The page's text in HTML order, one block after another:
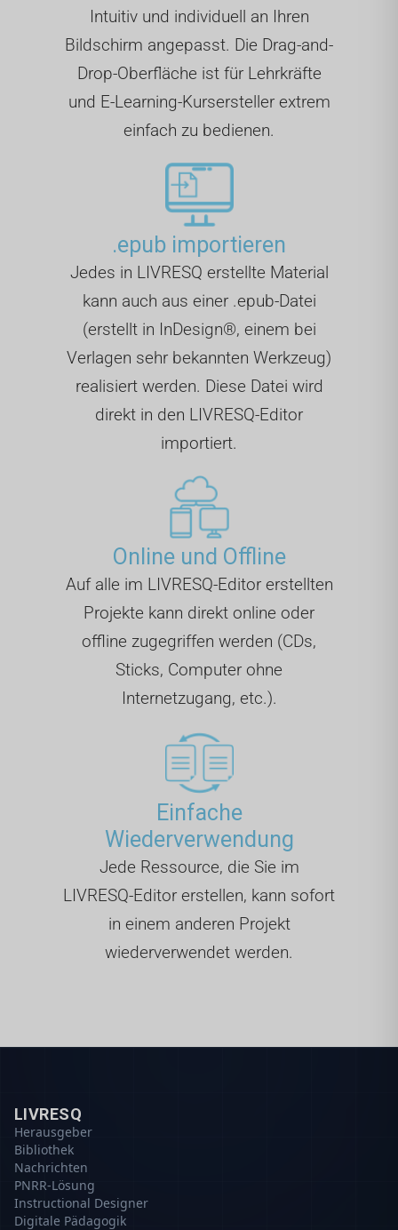
Intuitiv und individuell an Ihren
Bildschirm angepasst. Die Drag-and-
Drop-Oberfläche ist für Lehrkräfte
und E-Learning-Kursersteller extrem
einfach zu bedienen.
.epub importieren
Jedes in LIVRESQ erstellte Material
kann auch aus einer .epub-Datei
(erstellt in InDesign®, einem bei
Verlagen sehr bekannten Werkzeug)
realisiert werden. Diese Datei wird
direkt in den LIVRESQ-Editor
importiert.
Online und Offline
Auf alle im LIVRESQ-Editor erstellten
Projekte kann direkt online oder
offline zugegriffen werden (CDs,
Sticks, Computer ohne
Internetzugang, etc.).
Einfache
Wiederverwendung
Jede Ressource, die Sie im
LIVRESQ-Editor erstellen, kann sofort
in einem anderen Projekt
wiederverwendet werden.
LIVRESQ
Herausgeber
Bibliothek
Nachrichten
PNRR-Lösung
Instructional Designer
Digitale Pädagogik